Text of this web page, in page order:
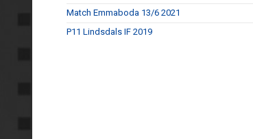
Match Emmaboda 13/6 2021
P11 Lindsdals IF 2019